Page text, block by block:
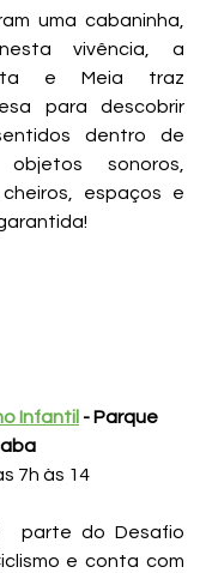
uma cabaninha,
vivência, a
e Meia traz
para descobrir
dentro de
sonoros,
espaços e
Infantil - Parque
7h às 14
parte do Desafio
e conta com